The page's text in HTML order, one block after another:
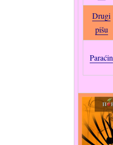
Drugi
pišu
Paraćin